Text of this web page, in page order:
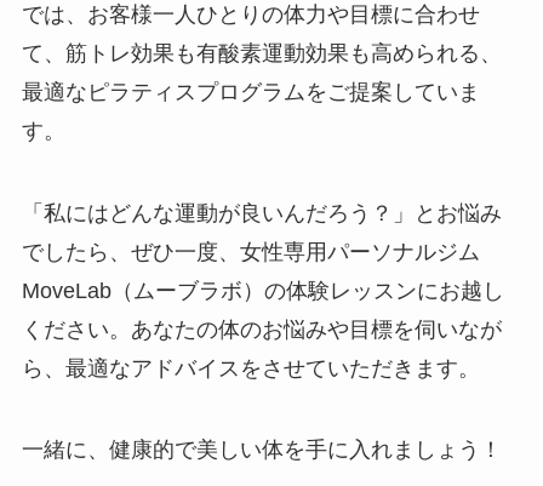
では、お客様一人ひとりの体力や目標に合わせ
て、筋トレ効果も有酸素運動効果も高められる、
最適なピラティスプログラムをご提案していま
す。
「私にはどんな運動が良いんだろう？」とお悩み
でしたら、ぜひ一度、女性専用パーソナルジム
MoveLab（ムーブラボ）の体験レッスンにお越し
ください。あなたの体のお悩みや目標を伺いなが
ら、最適なアドバイスをさせていただきます。
一緒に、健康的で美しい体を手に入れましょう！